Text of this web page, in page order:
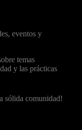
eventos y
temas
y las prácticas
sólida comunidad!